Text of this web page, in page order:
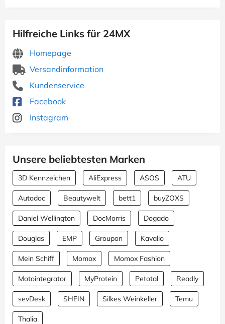
Hilfreiche Links für 24MX
Homepage
Versandinformation
Kundenservice
Facebook
Instagram
Unsere beliebtesten Marken
3D Kennzeichen AliExpress ASOS ATU
Autodoc Beautywelt bett1 buyZOXS
Daniel Wellington DocMorris Dogado
Douglas EMP Groupon Kavalio
Mein Schiff Momox Momox Fashion
Motointegrator MyProtein Petotal Readly
sevDesk SHEIN Silkes Weinkeller Temu
Thalia